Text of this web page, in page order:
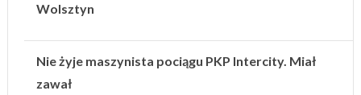
Wolsztyn
Nie żyje maszynista pociągu PKP Intercity. Miał
zawał